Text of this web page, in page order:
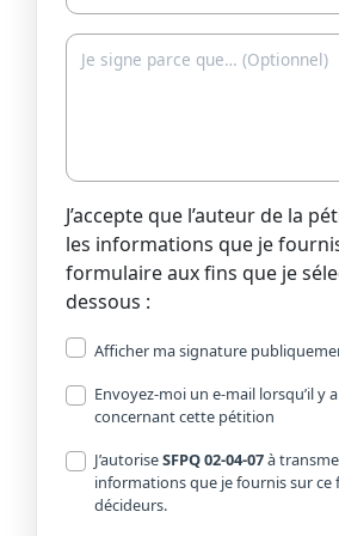
J’accepte que l’auteur de la
les informations que je
formulaire aux fins que je
dessous :
Afficher ma signature
Envoyez-moi un e-mail lorsqu’il y
concernant cette pétition
J’autoriseSFPQ 02-04-07à
informations que je fournis sur ce
décideurs.